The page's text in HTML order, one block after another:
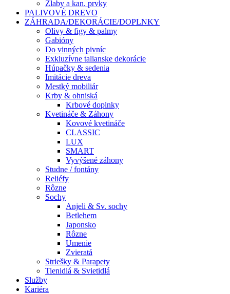
Žlaby a kan. prvky
PALIVOVÉ DREVO
ZÁHRADA/DEKORÁCIE/DOPLNKY
Olivy & figy & palmy
Gabióny
Do vinných pivníc
Exkluzívne talianske dekorácie
Húpačky & sedenia
Imitácie dreva
Mestký mobiliár
Krby & ohniská
Krbové doplnky
Kvetináče & Záhony
Kovové kvetináče
CLASSIC
LUX
SMART
Vyvýšené záhony
Studne / fontány
Reliéfy
Rôzne
Sochy
Anjeli & Sv. sochy
Betlehem
Japonsko
Rôzne
Umenie
Zvieratá
Striešky & Parapety
Tienidlá & Svietidlá
Služby
Kariéra